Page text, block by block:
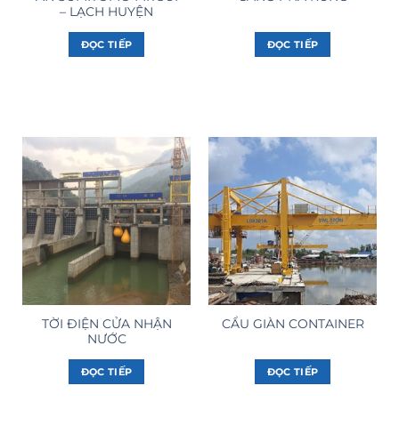
– LẠCH HUYỆN
ĐỌC TIẾP ĐỌC TIẾP
TỜI ĐIỆN CỬA NHẬN
NƯỚC
ĐỌC TIẾP
CẨU GIÀN CONTAINER
ĐỌC TIẾP